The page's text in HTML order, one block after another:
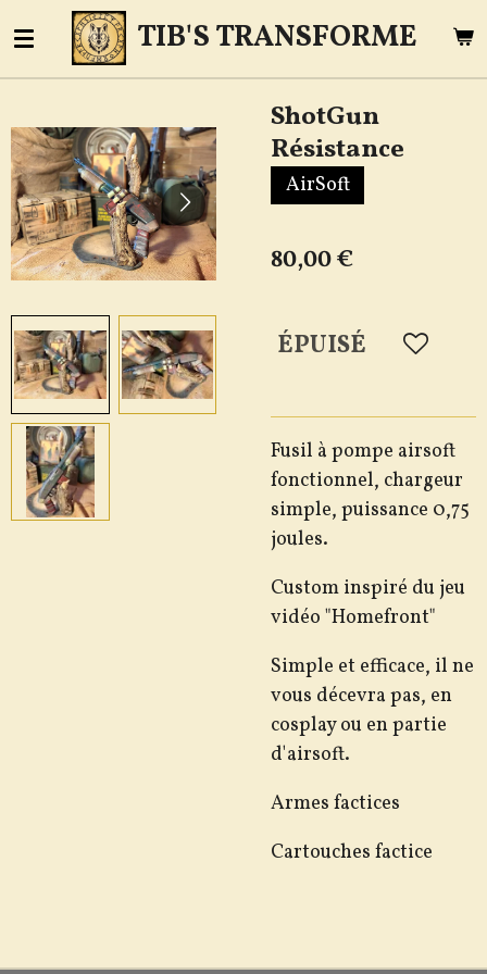
Passer
au
contenu
TIB'S TRANSFORME
ShotGun
Résistance
AirSoft
80,00 €
ÉPUISÉ
Fusil à pompe airsoft
fonctionnel, chargeur
simple, puissance 0,75
joules.
Custom inspiré du jeu
vidéo "Homefront"
Simple et efficace, il ne
vous décevra pas, en
cosplay ou en partie
d'airsoft.
Armes factices
Cartouches factice